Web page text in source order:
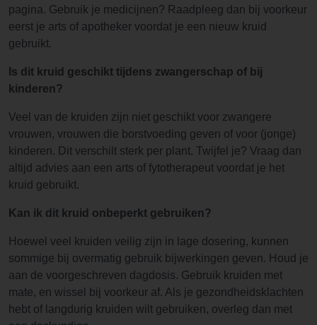
pagina. Gebruik je medicijnen? Raadpleeg dan bij voorkeur
eerst je arts of apotheker voordat je een nieuw kruid
gebruikt.
Is dit kruid geschikt tijdens zwangerschap of bij
kinderen?
Veel van de kruiden zijn niet geschikt voor zwangere
vrouwen, vrouwen die borstvoeding geven of voor (jonge)
kinderen. Dit verschilt sterk per plant. Twijfel je? Vraag dan
altijd advies aan een arts of fytotherapeut voordat je het
kruid gebruikt.
Kan ik dit kruid onbeperkt gebruiken?
Hoewel veel kruiden veilig zijn in lage dosering, kunnen
sommige bij overmatig gebruik bijwerkingen geven. Houd je
aan de voorgeschreven dagdosis. Gebruik kruiden met
mate, en wissel bij voorkeur af. Als je gezondheidsklachten
hebt of langdurig kruiden wilt gebruiken, overleg dan met